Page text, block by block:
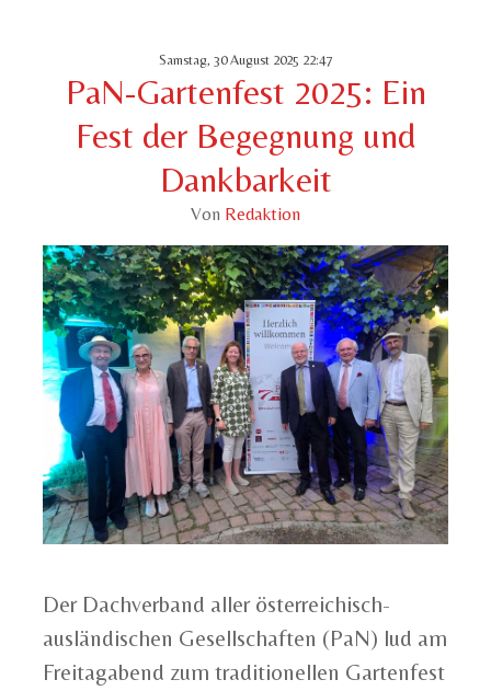
Samstag, 30 August 2025 22:47
PaN-Gartenfest 2025: Ein
Fest der Begegnung und
Dankbarkeit
Von Redaktion
Der Dachverband aller österreichisch-
ausländischen Gesellschaften (PaN) lud am
Freitagabend zum traditionellen Gartenfest